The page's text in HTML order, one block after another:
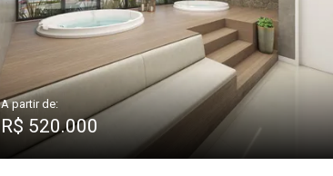
A partir de:
R$ 520.000